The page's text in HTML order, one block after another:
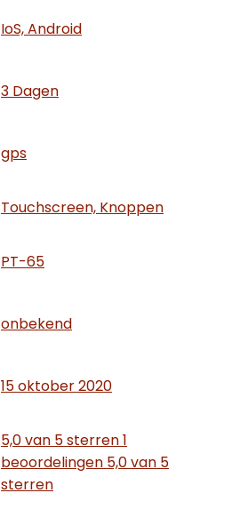
‎IoS, Android
‎3 Dagen
‎gps
‎Touchscreen, Knoppen
‎PT-65
‎onbekend
15 oktober 2020
5,0 van 5 sterren 1
beoordelingen 5,0 van 5
sterren